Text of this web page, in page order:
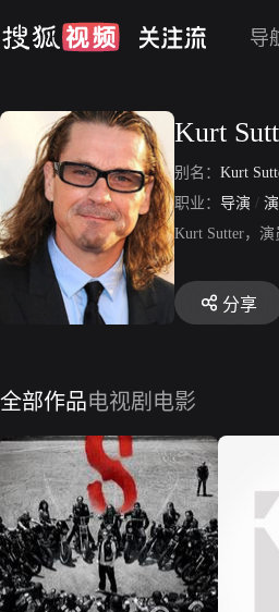
导
Kurt
别名： Kurt
职业： 导演 /
Kurt Sutter，
分享
全部作品电视剧 电影